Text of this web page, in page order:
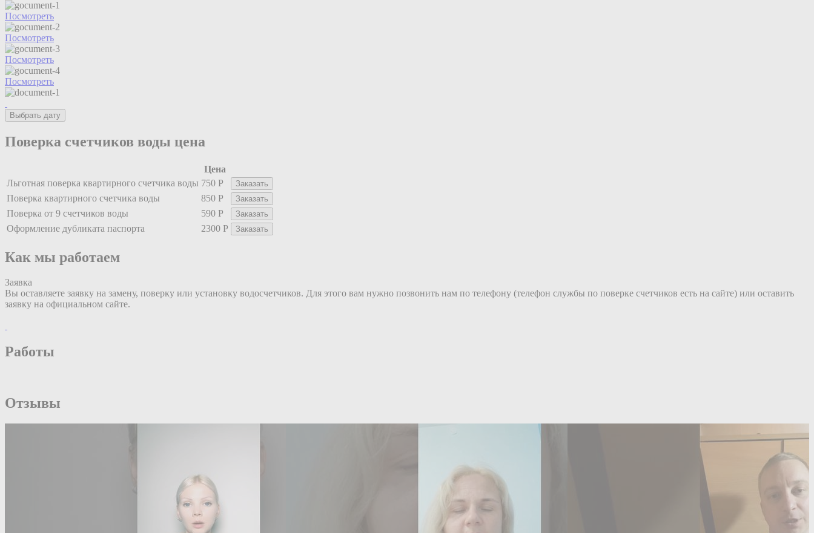
Посмотреть
Посмотреть
Посмотреть
Посмотреть
Выбрать дату
Поверка счетчиков воды цена
Цена
Льготная поверка квартирного счетчика воды 750 Р Заказать
Поверка квартирного счетчика воды 850 Р Заказать
Поверка от 9 счетчиков воды 590 Р Заказать
Оформление дубликата паспорта 2300 Р Заказать
Как мы работаем
Заявка
Вы оставляете заявку на замену, поверку или установку водосчетчиков. Для этого вам нужно позвонить нам по телефону (телефон службы по поверке счетчиков есть на сайте) или оставить
заявку на официальном сайте.
Работы
Отзывы